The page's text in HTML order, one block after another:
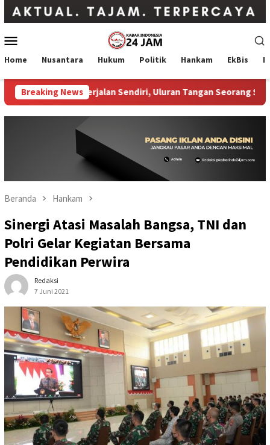
Loncat
Mobile
Home Nusantara Hukum Politik Hankam EkBis
Breaking News
Pria Berjalan Sendiri, Uluran Tangan Seorang Sopir
Beranda Hankam
Sinergi Atasi Masalah Bangsa, TNI dan
Polri Gelar Kegiatan Bersama
Pendidikan Perwira
Redaksi
7 Juni 2021